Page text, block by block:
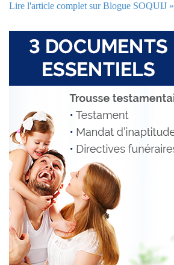
Lire l'article complet sur Blogue SOQUIJ »